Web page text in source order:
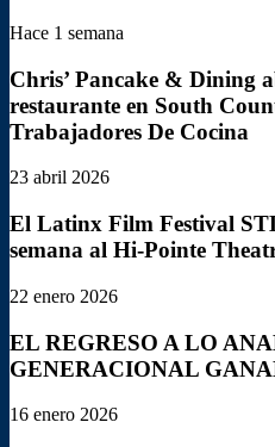
Hace 1 semana
Chris’ Pancake & Dining
restaurante en South
Trabajadores De Cocina
23 abril 2026
El Latinx Film Festival
semana al Hi-Pointe
22 enero 2026
EL REGRESO A LO
GENERACIONAL
16 enero 2026